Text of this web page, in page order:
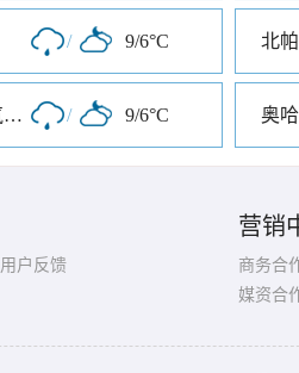
/ 9/6°C
查塔姆群岛航空气象处 / 9/6°C 奥
用户反馈
营销
商务合
媒资合